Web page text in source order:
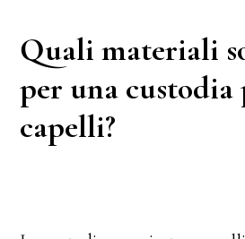
Quali materiali
per una custodia
capelli?